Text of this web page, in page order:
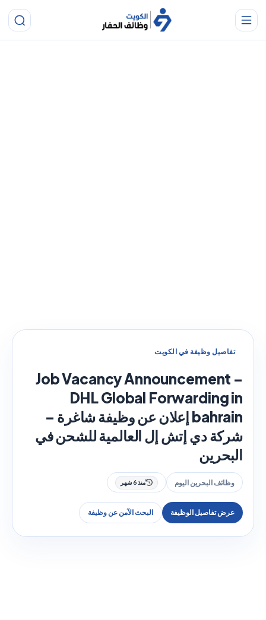
تفاصيل وظيفة في الكويت
Job Vacancy Announcement –
DHL Global Forwarding in
bahrain إعلان عن وظيفة شاغرة –
شركة دي إتش إل العالمية للشحن في
البحرين
وظائف البحرين اليوم منذ 6 شهر
عرض تفاصيل الوظيفة البحث الآمن عن وظيفة